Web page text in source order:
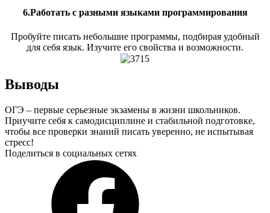
6.Работать с разными языками программирования
Пробуйте писать небольшие программы, подбирая удобный
для себя язык. Изучите его свойства и возможности.
Выводы
ОГЭ – первые серьезные экзамены в жизни школьников.
Приучите себя к самодисциплине и стабильной подготовке,
чтобы все проверки знаний писать уверенно, не испытывая
стресс!
Поделиться в социальных сетях